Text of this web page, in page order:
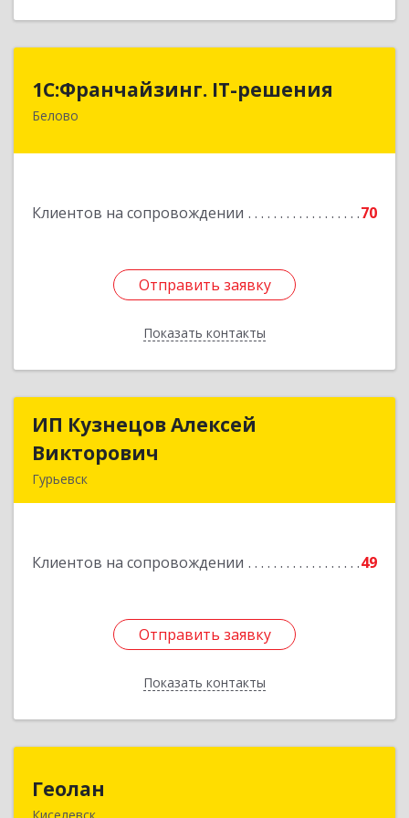
1С:Франчайзинг. IT-решения
Белово
Клиентов на сопровождении 70
Отправить заявку
Показать контакты
1С:Франчайзинг. IT-решения
Отправить заявку
Назад
ИП Кузнецов Алексей
Викторович
Гурьевск
Клиентов на сопровождении 49
Отправить заявку
Показать контакты
ИП Кузнецов Алексей
Подробнее
Отправить заявку
Назад
Геолан
Киселевск